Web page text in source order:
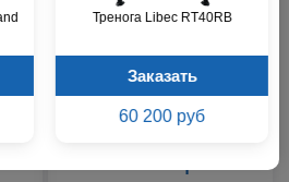
Тренога Libec RT40RB
Заказать
60 200 руб
560T
Звоните